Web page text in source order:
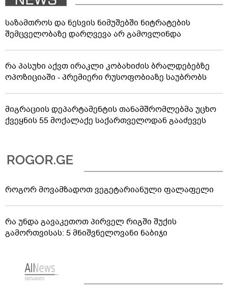
საზამთროს და ნესვის ნიმუშებში ნიტრატების
შემცველობაზე დარღვევა არ გამოვლინდა
რა პასუხი აქვთ ირაკლი კობახიძის ბრალდებებზე
ოპოზიციაში - პრემიერი რუსოფობიაზე საუბრობს
მიგრაციის დეპარტამენტის თანამშრომლებმა უცხო
ქვეყნის 55 მოქალაქე საქართველოდან გააძევეს
როგორ მოვამზადოთ ვეგეტარიანული ფალაფელი
რა უნდა გავაკეთოთ პირველ რიგში შუქის
გამორთვისას: 5 მნიშვნელოვანი ნაბიჯი